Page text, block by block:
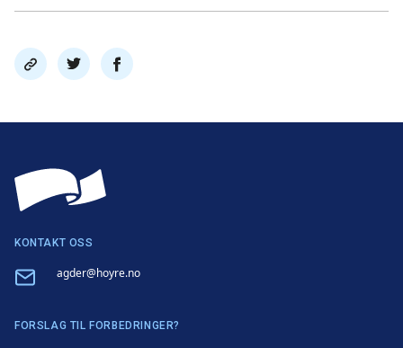
Del
link
Del
på
Del
på
KONTAKT OSS
Email agder@hoyre.no
FORSLAG TIL FORBEDRINGER?